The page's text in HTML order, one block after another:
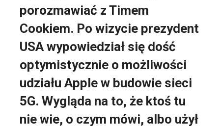
porozmawiać z Timem
Cookiem. Po wizycie prezydent
USA wypowiedział się dość
optymistycznie o możliwości
udziału Apple w budowie sieci
5G. Wygląda na to, że ktoś tu
nie wie, o czym mówi, albo użył